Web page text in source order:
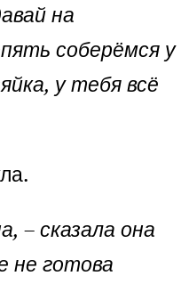
на
соберёмся у
у тебя всё
– сказала она
не готова